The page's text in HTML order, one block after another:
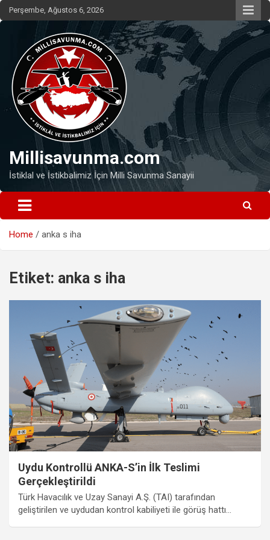
Skip
to
Perşembe, Ağustos 6, 2026
Millisavunma.com
İstiklal ve İstikbalimiz İçin Milli Savunma Sanayii
Home anka s iha
Etiket: anka s iha
Uydu Kontrollü ANKA-S’in İlk Teslimi
Gerçekleştirildi
Türk Havacılık ve Uzay Sanayi A.Ş. (TAI) tarafından
geliştirilen ve uydudan kontrol kabiliyeti ile görüş hattı…